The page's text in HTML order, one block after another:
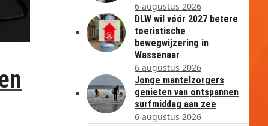
6 augustus 2026
DLW wil vóór 2027 betere
toeristische
bewegwijzering in
Wassenaar
6 augustus 2026
Jonge mantelzorgers
genieten van ontspannen
surfmiddag aan zee
6 augustus 2026